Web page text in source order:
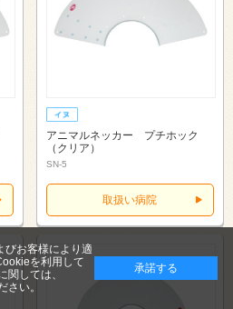
アニマルネッカー プチホック
（クリア）
SN-5
取扱い病院
びお客様により適
を利用して
関しては、
さい。
承諾する